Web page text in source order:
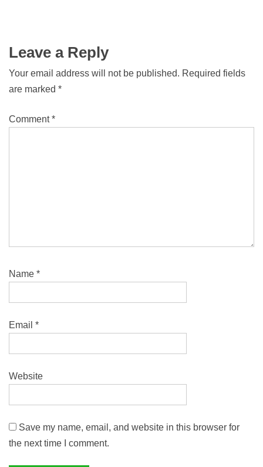
Leave a Reply
Your email address will not be published. Required fields
are marked *
Comment*
Name *
Email *
Website
Save my name, email, and website in this browser for
the next time I comment.